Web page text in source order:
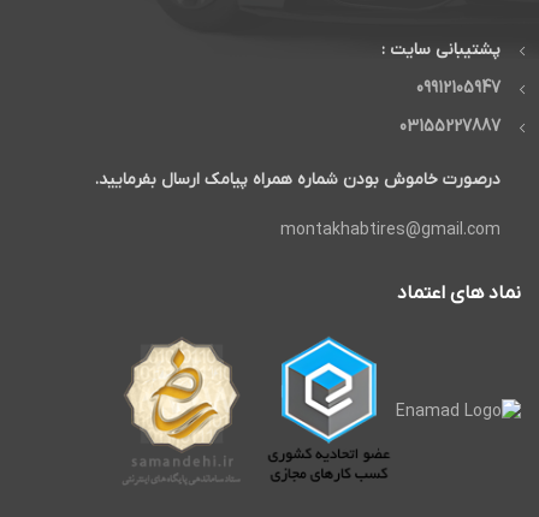
پشتیبانی سایت :
09912105947
03155227887
درصورت خاموش بودن شماره همراه پیامک ارسال بفرمایید.
montakhabtires@gmail.com
نماد های اعتماد